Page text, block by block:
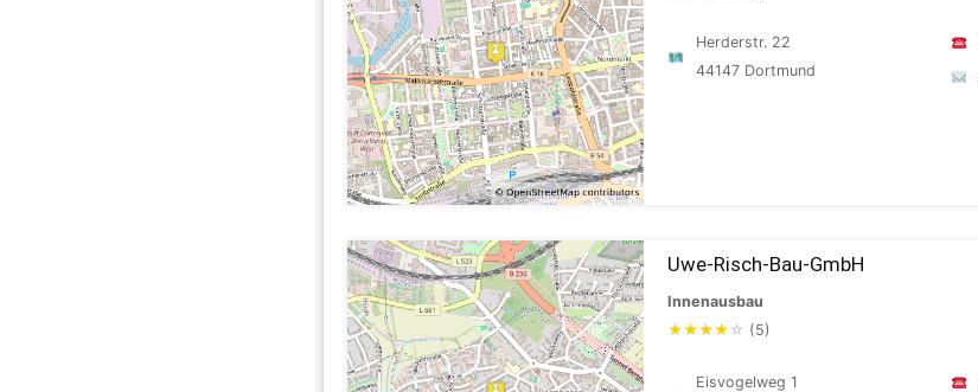
Herderstr. 22
44147 Dortmund
Uwe-Risch-Bau-GmbH
Innenausbau
★★★★ ☆ (5)
Eisvogelweg 1